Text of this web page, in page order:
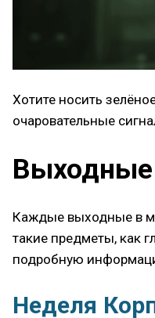
Хотите носить
очаровательные
Выходные
Каждые выходные в
такие предметы, как
подробную
Неделя